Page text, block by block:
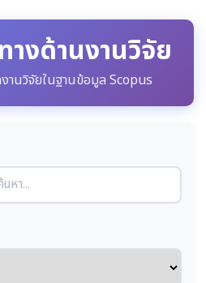
างด้านงานวิจัย
นวิจัยในฐานข้อมูล Scopus